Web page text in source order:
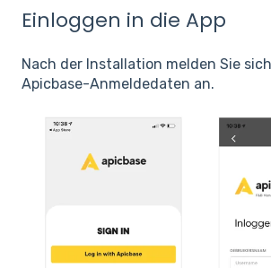
Einloggen in die App
Nach der Installation melden Sie
Apicbase-Anmeldedaten an.